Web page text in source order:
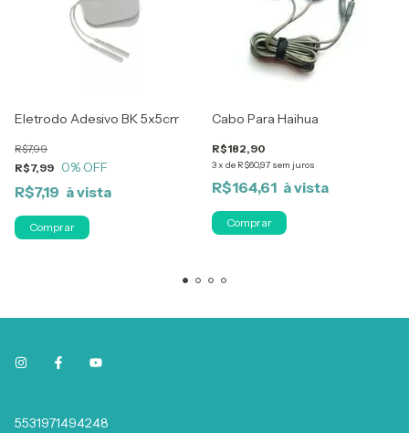
El-30 E Vfix Nkl
Eletrodo Adesivo BK 5x5cm
R$7,99
R$7,99
0% OFF
R$7,19
Comprar
Cabo Para Haihua
R$182,90
3x de R$60,97 sem juros
R$164,61
Comprar
5531971494248